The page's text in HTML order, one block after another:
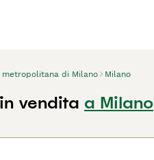
metropolitana di Milano Milano
vendita a Milano